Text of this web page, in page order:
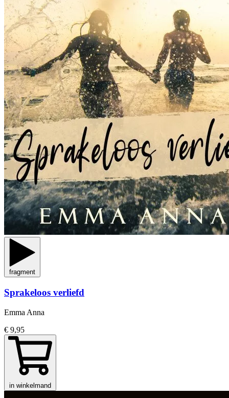
fragment
Sprakeloos verliefd
Emma Anna
€ 9,95
in winkelmand